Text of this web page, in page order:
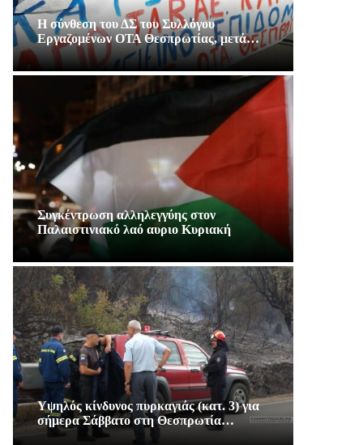
Η σύνθεση του ΔΣ του Συλλόγου
Εργαζομένων ΟΤΑ Θεσπρωτίας, μετά…
Συγκέντρωση αλληλεγγύης στον
Παλαιστινιακό λαό αυριο Κυριακή
Υψηλός κίνδυνος πυρκαγιάς (κατ. 3) για
σήμερα Σάββατο στη Θεσπρωτία…